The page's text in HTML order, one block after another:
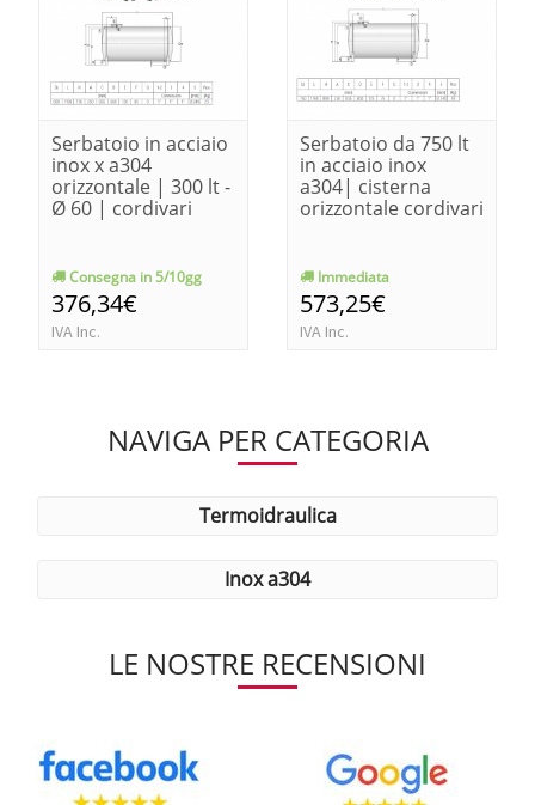
Serbatoio in acciaio
inox x a304
orizzontale | 300 lt -
Ø 60 | cordivari
Consegna in 5/10gg
376,34€
IVA Inc.
Serbatoio da 750 lt
in acciaio inox
a304| cisterna
orizzontale cordivari
Immediata
573,25€
IVA Inc.
NAVIGA PER CATEGORIA
termoidraulica
inox a304
LE NOSTRE RECENSIONI